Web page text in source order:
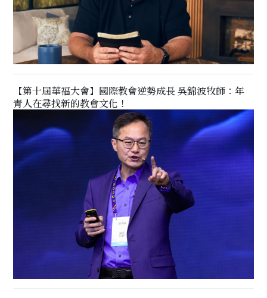
【第十屆華福大會】國際教會逆勢成長 吳錦波牧師：年
青人在尋找新的教會文化！